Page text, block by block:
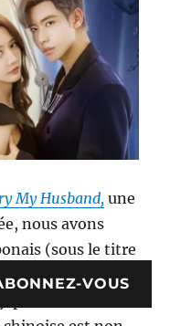
My Husband, une
nous avons
(sous le titre
. En regardant
soit
VOUS